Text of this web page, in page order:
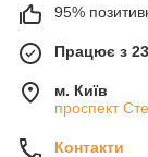
95%
Працює з
м. Київ
проспект
Контакти